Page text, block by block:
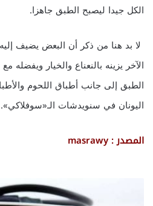
الكل جيدا ليصبح الطبق جاهزا.
لا بد هنا من ذكر أن البعض يضيف إليه
الآخر يزينه بالنعناع والخيار ويفضله
الطبق إلى جانب أطباق اللحوم
اليونان في سنويدشات الـ«سوفلاكي».
المصدر : masrawy